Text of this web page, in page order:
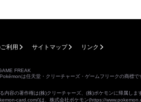
利用 サイトマップ リンク
FREAK
は任天堂・クリーチャーズ・ゲームフリークの商標で
内容の著作権は(株)クリーチャーズ、(株)ポケモンに帰属し
card.com/)は、株式会社ポケモン(https://